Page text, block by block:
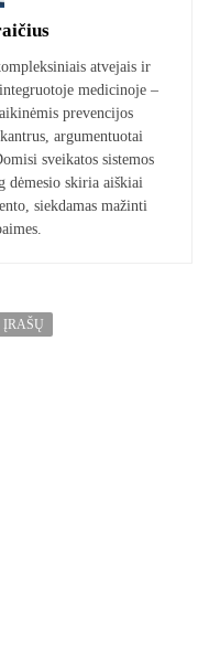
atvejais ir
medicinoje –
prevencijos
argumentuotai
sveikatos sistemos
dėmesio skiria aiškiai
siekdamas mažinti